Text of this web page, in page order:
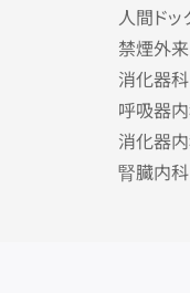
人間ドッ
禁煙外来
消化器科
呼吸器
消化器
腎臓内科